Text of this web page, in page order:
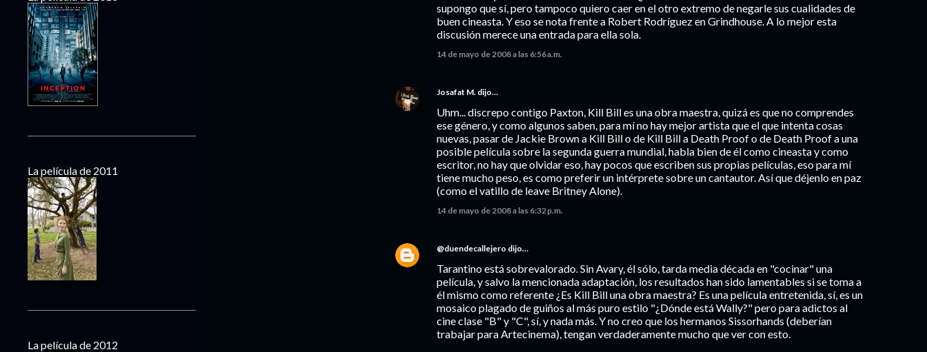
supongo que sí, pero tampoco quiero caer en el otro extremo de negarle sus cualidades de
buen cineasta. Y eso se nota frente a Robert Rodríguez en Grindhouse. A lo mejor esta
discusión merece una entrada para ella sola.
14 de mayo de 2008 a las 6:56 a.m.
Josafat M. dijo…
Uhm... discrepo contigo Paxton, Kill Bill es una obra maestra, quizá es que no comprendes
ese género, y como algunos saben, para mí no hay mejor artista que el que intenta cosas
nuevas, pasar de Jackie Brown a Kill Bill o de Kill Bill a Death Proof o de Death Proof a una
posible película sobre la segunda guerra mundial, habla bien de él como cineasta y como
escritor, no hay que olvidar eso, hay pocos que escriben sus propias películas, eso para mí
tiene mucho peso, es como preferir un intérprete sobre un cantautor. Así que déjenlo en paz
(como el vatillo de leave Britney Alone).
14 de mayo de 2008 a las 6:32 p.m.
@duendecallejero dijo…
Tarantino está sobrevalorado. Sin Avary, él sólo, tarda media década en "cocinar" una
película, y salvo la mencionada adaptación, los resultados han sido lamentables si se toma a
él mismo como referente ¿Es Kill Bill una obra maestra? Es una película entretenida, sí, es un
mosaico plagado de guiños al más puro estilo "¿Dónde está Wally?" pero para adictos al
cine clase "B" y "C", sí, y nada más. Y no creo que los hermanos Sissorhands (deberían
trabajar para Artecinema), tengan verdaderamente mucho que ver con esto.
La película de 2011
La película de 2012